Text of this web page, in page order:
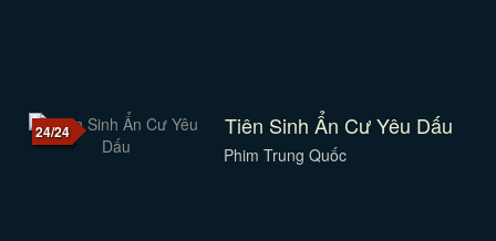
24/24 Tiên Sinh Ẩn Cư Yêu Dấu
Phim Trung Quốc